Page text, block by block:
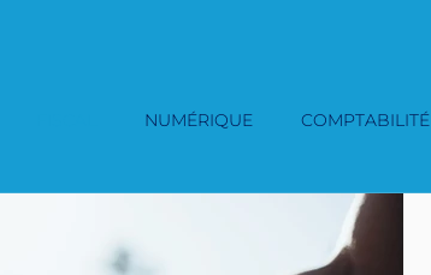
NUMÉRIQUE COMPTABILITÉ